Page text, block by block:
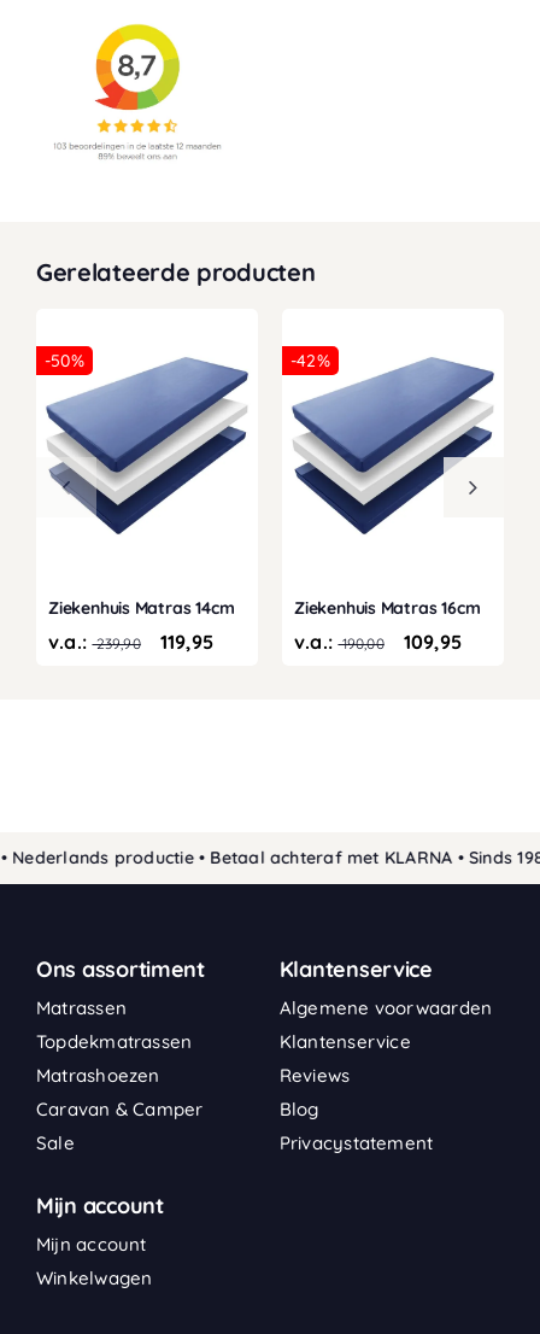
Gerelateerde producten
-50%
Ziekenhuis Matras 14cm
v.a.:239,90 119,95
-42%
Ziekenhuis Matras 16cm
v.a.:190,00 109,95
productie • Betaal achteraf met KLARNA • Sinds
Ons assortiment
Matrassen
Topdekmatrassen
Matrashoezen
Caravan & Camper
Sale
Klantenservice
Algemene voorwaarden
Klantenservice
Reviews
Blog
Privacystatement
Mijn account
Mijn account
Winkelwagen